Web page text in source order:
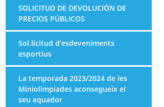
SOLICITUD DE DEVOLUCIÓN DE
PRECIOS PÚBLICOS
Sol.licitud d’esdeveniments
esportius
La temporada 2023/2024 de les
Miniolimpiades aconsegueix el
seu equador